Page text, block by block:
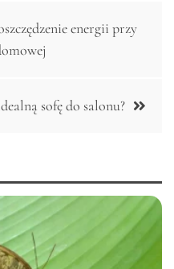
energii przy
sofę do salonu?